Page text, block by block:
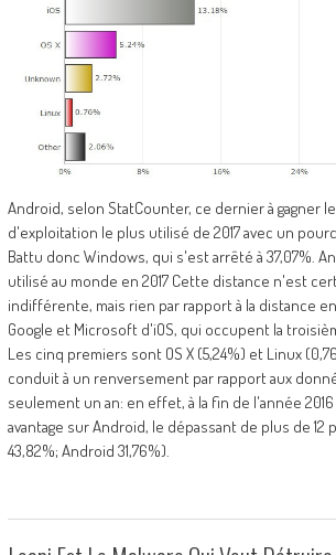
Android, selon StatCounter, ce dernier à gagner
d'exploitation le plus utilisé de 2017 avec un
Battu donc Windows, qui s'est arrêté à 37,07%.
utilisé au monde en 2017 Cette distance n'est
indifférente, mais rien par rapport à la distance
Google et Microsoft d'iOS, qui occupent la
Les cinq premiers sont OS X (5,24%) et Linux
conduit à un renversement par rapport aux
seulement un an: en effet, à la fin de l'année
avantage sur Android, le dépassant de plus de
43,82%; Android 31,76%).